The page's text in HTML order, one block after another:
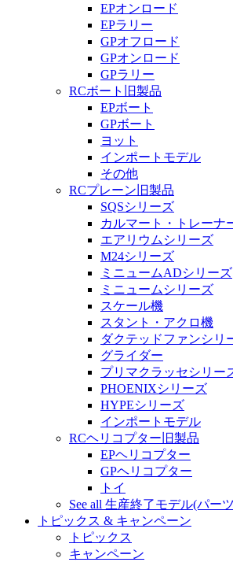
EPオンロード
EPラリー
GPオフロード
GPオンロード
GPラリー
RCボート旧製品
EPボート
GPボート
ヨット
インポートモデル
その他
RCプレーン旧製品
SQSシリーズ
カルマート・トレーナ
エアリウムシリーズ
M24シリーズ
ミニュームADシリーズ
ミニュームシリーズ
スケール機
スタント・アクロ機
ダクテッドファンシリ
グライダー
プリマクラッセシリー
PHOENIXシリーズ
HYPEシリーズ
インポートモデル
RCヘリコプター旧製品
EPヘリコプター
GPヘリコプター
トイ
See all 生産終了モデル(パー
トピックス & キャンペーン
トピックス
キャンペーン